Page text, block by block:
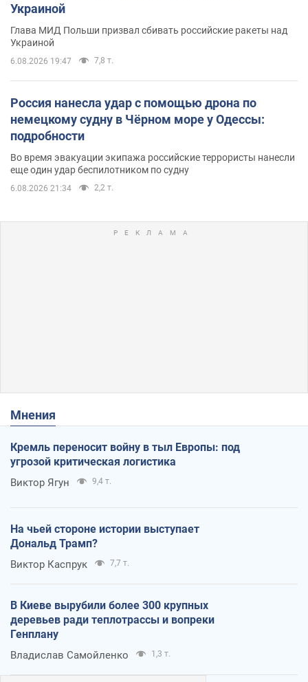
Украиной
Глава МИД Польши призвал сбивать российские ракеты над
Украиной
6.08.2026 19:47 7,8 т.
Россия нанесла удар с помощью дрона по
немецкому судну в Чёрном море у Одессы:
подробности
Во время эвакуации экипажа российские террористы нанесли
еще один удар беспилотником по судну
6.08.2026 21:34 2,2 т.
Мнения
Кремль переносит войну в тыл Европы: под
угрозой критическая логистика
Виктор Ягун 9,4 т.
На чьей стороне истории выступает
Дональд Трамп?
Виктор Каспрук 7,7 т.
В Киеве вырубили более 300 крупных
деревьев ради теплотрассы и вопреки
Генплану
Владислав Самойленко 1,3 т.